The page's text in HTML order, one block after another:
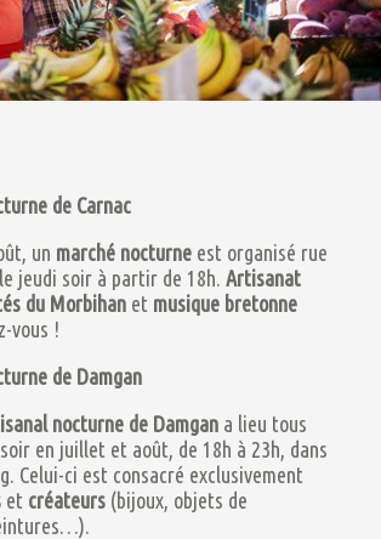
de Carnac
un marché nocturne est organisé rue
jeudi soir à partir de 18h. Artisanat
du Morbihan et musique bretonne
vous !
de Damgan
nocturne de Damgan a lieu tous
en juillet et août, de 18h à 23h, dans
Celui-ci est consacré exclusivement
et créateurs (bijoux, objets de